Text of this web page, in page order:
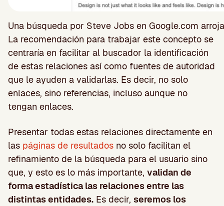
Una búsqueda por Steve Jobs en Google.com
La recomendación para trabajar este concepto se
centraría en facilitar al buscador la identificación
de estas relaciones así como fuentes de autoridad
que le ayuden a validarlas. Es decir, no solo
enlaces, sino referencias, incluso aunque no
tengan enlaces.
Presentar todas estas relaciones directamente en
las páginas de resultados no solo facilitan el
refinamiento de la búsqueda para el usuario sino
que, y esto es lo más importante, validan de
forma estadística las relaciones entre las
distintas entidades. Es decir, seremos los